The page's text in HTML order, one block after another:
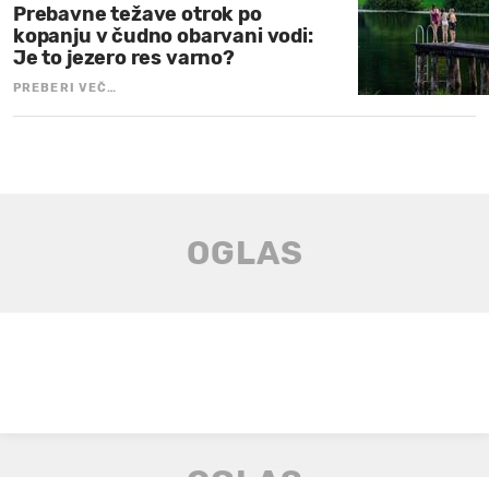
Prebavne težave otrok po
kopanju v čudno obarvani vodi:
Je to jezero res varno?
PREBERI VEČ…